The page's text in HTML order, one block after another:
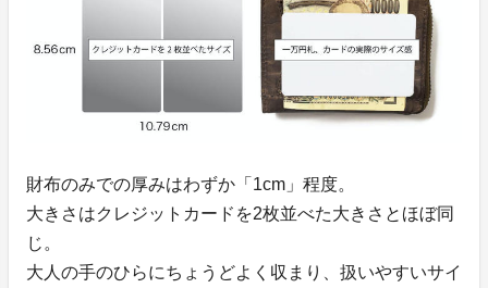
財布のみでの厚みはわずか「1cm」程度。
大きさはクレジットカードを2枚並べた大きさとほぼ同
じ。
大人の手のひらにちょうどよく収まり、扱いやすいサイ